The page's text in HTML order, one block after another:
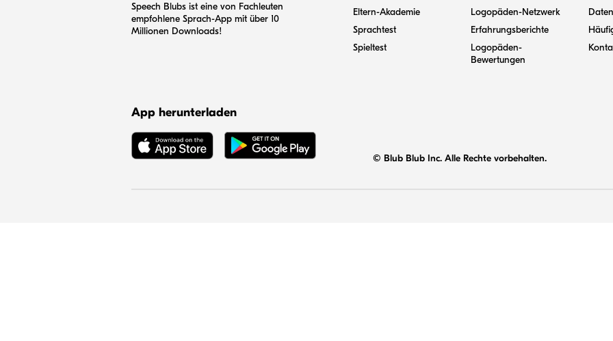
Speech Blubs ist eine von Fachleuten
empfohlene Sprach-App mit über 10
Millionen Downloads!
Eltern-Akademie
Sprachtest
Spieltest
Logopäden-Netzwerk
Erfahrungsberichte
Logopäden-
Bewertungen
App herunterladen
© Blub Blub Inc. Alle Rechte vorbehalten.